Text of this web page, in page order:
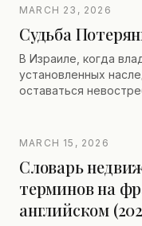
MARCH 23, 2026
Судьба
В Израиле, когда
установленных
оставаться
берется под
активно разыскивая
рубежом. Такое
разрешения
недвижимости,
MARCH 15, 2026
Словарь
терминов на
английском